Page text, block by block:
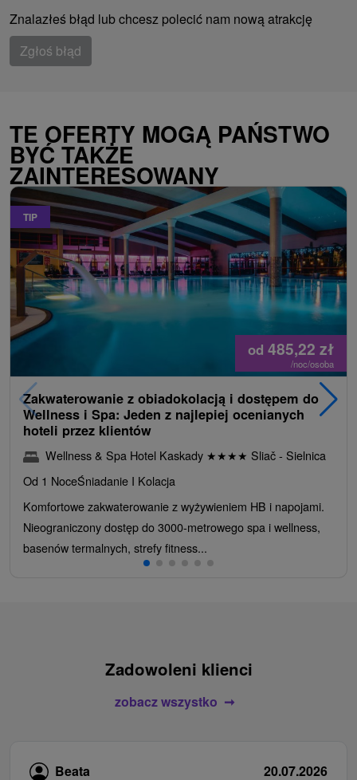
Znalazłeś błąd lub chcesz polecić nam nową atrakcję
Zgłoś błąd
TE OFERTY MOGĄ PAŃSTWO
BYĆ TAKŻE
ZAINTERESOWANY
TIP
od 485,22 zł
/noc/osoba
Zakwaterowanie z obiadokolacją i dostępem do
Wellness i Spa: Jeden z najlepiej ocenianych
hoteli przez klientów
Wellness & Spa Hotel Kaskady ★★★★ Sliač - Sielnica
Od 1 NoceŚniadanie I Kolacja
Komfortowe zakwaterowanie z wyżywieniem HB i napojami.
Nieograniczony dostęp do 3000-metrowego spa i wellness,
basenów termalnych, strefy fitness...
Zadowoleni klienci
zobacz wszystko
Beata 20.07.2026